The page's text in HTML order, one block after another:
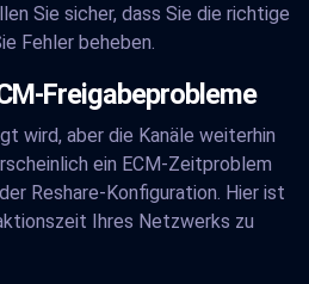
Sie sicher, dass Sie die richtige
Fehler beheben.
Freigabeprobleme
wird, aber die Kanäle weiterhin
ein ECM-Zeitproblem
Reshare-Konfiguration. Hier ist
Ihres Netzwerks zu